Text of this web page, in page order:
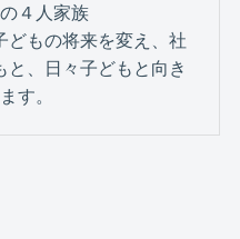
４人家族
どもの将来を変え、社
、日々子どもと向き
す。